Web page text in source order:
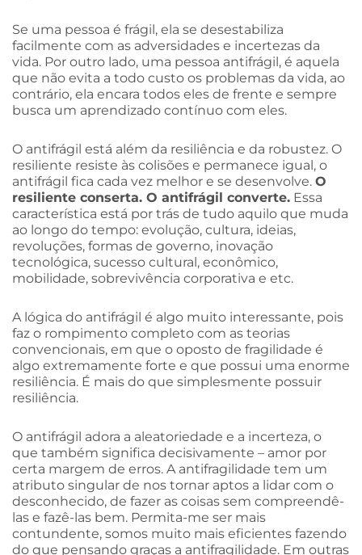
Se uma pessoa é frágil, ela se desestabiliza
facilmente com as adversidades e incertezas da
vida. Por outro lado, uma pessoa antifrágil, é aquela
que não evita a todo custo os problemas da vida, ao
contrário, ela encara todos eles de frente e sempre
busca um aprendizado contínuo com eles.
O antifrágil está além da resiliência e da robustez. O
resiliente resiste às colisões e permanece igual, o
antifrágil fica cada vez melhor e se desenvolve. O
resiliente conserta. O antifrágil converte. Essa
característica está por trás de tudo aquilo que muda
ao longo do tempo: evolução, cultura, ideias,
revoluções, formas de governo, inovação
tecnológica, sucesso cultural, econômico,
mobilidade, sobrevivência corporativa e etc.
A lógica do antifrágil é algo muito interessante, pois
faz o rompimento completo com as teorias
convencionais, em que o oposto de fragilidade é
algo extremamente forte e que possui uma enorme
resiliência. É mais do que simplesmente possuir
resiliência.
O antifrágil adora a aleatoriedade e a incerteza, o
que também significa decisivamente – amor por
certa margem de erros. A antifragilidade tem um
atributo singular de nos tornar aptos a lidar com o
desconhecido, de fazer as coisas sem compreendê-
las e fazê-las bem. Permita-me ser mais
contundente, somos muito mais eficientes fazendo
do que pensando graças a antifragilidade. Em outras